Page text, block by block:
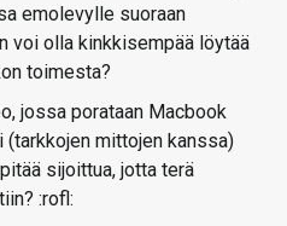
emolevylle suoraan
voi olla kinkkisempää löytää
toimesta?
jossa porataan Macbook
mittojen kanssa)
sijoittua, jotta terä
:rofl: